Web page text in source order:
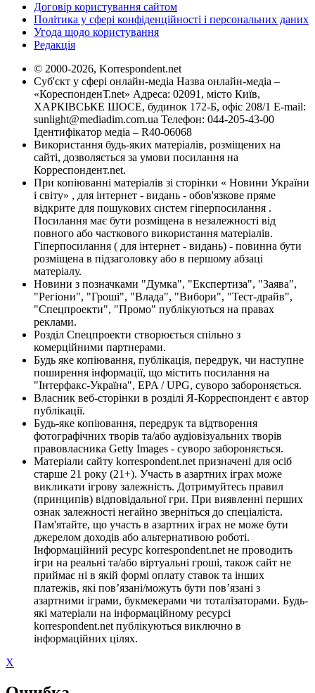
Договір користування сайтом
Політика у сфері конфіденційності і персональних даних
Угода щодо користування
Редакція
© 2000-2026, Korrespondent.net
Суб'єкт у сфері онлайн-медіа Назва онлайн-медіа –
«КореспонденТ.net» Адреса: 02091, місто Київ,
ХАРКІВСЬКЕ ШОСЕ, будинок 172-Б, офіс 208/1 E-mail:
sunlight@mediadim.com.ua Телефон: 044-205-43-00
Ідентифікатор медіа – R40-06068
Використання будь-яких матеріалів, розміщених на
сайті, дозволяється за умови посилання на
Корреспондент.net.
При копіюванні матеріалів зі сторінки « Новини України
і світу» , для інтернет - видань - обов'язкове пряме
відкрите для пошукових систем гіперпосилання .
Посилання має бути розміщена в незалежності від
повного або часткового використання матеріалів.
Гіперпосилання ( для інтернет - видань) - повинна бути
розміщена в підзаголовку або в першому абзаці
матеріалу.
Новини з позначками "Думка", "Експертиза", "Заява",
"Регіони", "Гроші", "Влада", "Вибори", "Тест-драйв",
"Спецпроекти", "Промо" публікуються на правах
реклами.
Розділ Спецпроекти створюється спільно з
комерційними партнерами.
Будь яке копіювання, публікація, передрук, чи наступне
поширення інформації, що містить посилання на
"Інтерфакс-Україна", EPA / UPG, суворо забороняється.
Власник веб-сторінки в розділі Я-Корреспондент є автор
публікації.
Будь-яке копіювання, передрук та відтворення
фотографічних творів та/або аудіовізуальних творів
правовласника Getty Images - суворо забороняється.
Матеріали сайту korrespondent.net призначені для осіб
старше 21 року (21+). Участь в азартних іграх може
викликати ігрову залежність. Дотримуйтесь правил
(принципів) відповідальної гри. При виявленні перших
ознак залежності негайно зверніться до спеціаліста.
Пам'ятайте, що участь в азартних іграх не може бути
джерелом доходів або альтернативою роботі.
Інформаційний ресурс korrespondent.net не проводить
ігри на реальні та/або віртуальні гроші, також сайт не
приймає ні в якій формі оплату ставок та інших
платежів, які пов’язані/можуть бути пов’язані з
азартними іграми, букмекерами чи тоталізаторами. Будь-
які матеріали на інформаційному ресурсі
korrespondent.net публікуються виключно в
інформаційних цілях.
X